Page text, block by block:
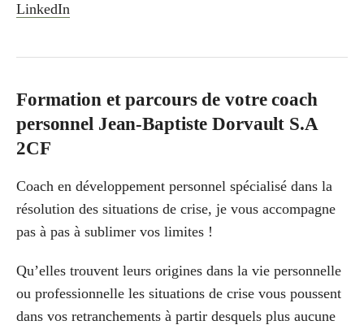
LinkedIn
Formation et parcours de votre coach
personnel Jean-Baptiste Dorvault S.A
2CF
Coach en développement personnel spécialisé dans la
résolution des situations de crise, je vous accompagne
pas à pas à sublimer vos limites !
Qu’elles trouvent leurs origines dans la vie personnelle
ou professionnelle les situations de crise vous poussent
dans vos retranchements à partir desquels plus aucune